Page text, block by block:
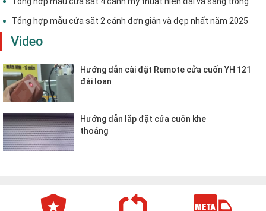
Tổng hợp mẫu cửa sắt 2 cánh đơn giản và đẹp nhất năm 2025
Video
Hướng dẫn cài đặt Remote cửa cuốn YH 121
đài loan
Hướng dẫn lắp đặt cửa cuốn khe
thoáng